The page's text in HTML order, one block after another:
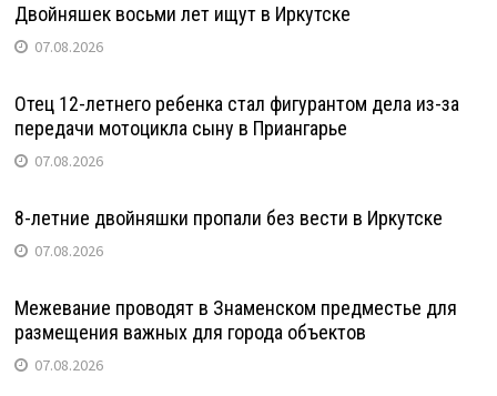
Двойняшек восьми лет ищут в Иркутске
07.08.2026
Отец 12-летнего ребенка стал фигурантом дела из-за
передачи мотоцикла сыну в Приангарье
07.08.2026
8-летние двойняшки пропали без вести в Иркутске
07.08.2026
Межевание проводят в Знаменском предместье для
размещения важных для города объектов
07.08.2026